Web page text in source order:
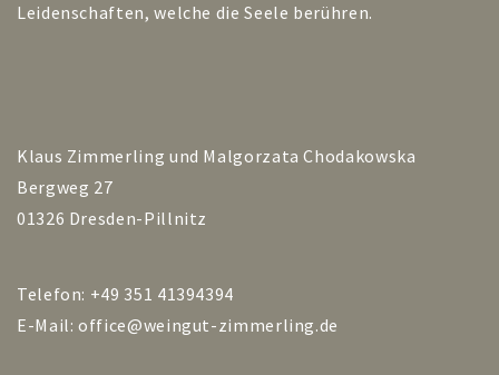
Leidenschaften, welche die Seele berühren.
Klaus Zimmerling und Malgorzata Chodakowska
Bergweg 27
01326 Dresden-Pillnitz
Telefon: +49 351 41394394
E-Mail:office@weingut-zimmerling.de